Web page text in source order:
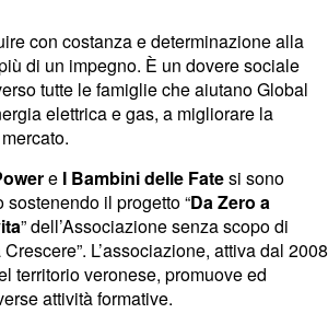
con costanza e determinazione alla
di un impegno. È un dovere sociale
tutte le famiglie che aiutano Global
elettrica e gas, a migliorare la
e I Bambini delle Fatesi sono
sostenendo il progetto “Da Zero a
” dell’Associazione senza scopo di
L’associazione, attiva dal 2008
territorio veronese, promuove ed
attività formative.